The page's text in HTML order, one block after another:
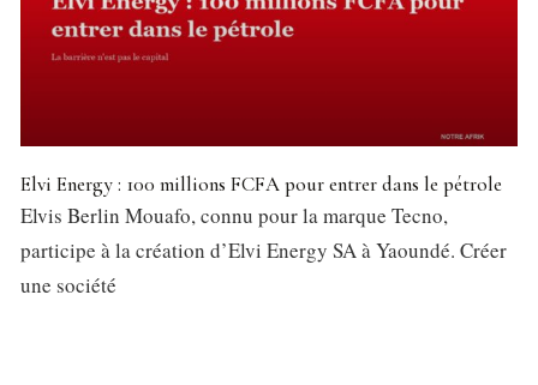
Elvi Energy : 100 millions FCFA pour entrer dans le pétrole
Elvis Berlin Mouafo, connu pour la marque Tecno,
participe à la création d’Elvi Energy SA à Yaoundé. Créer
une société